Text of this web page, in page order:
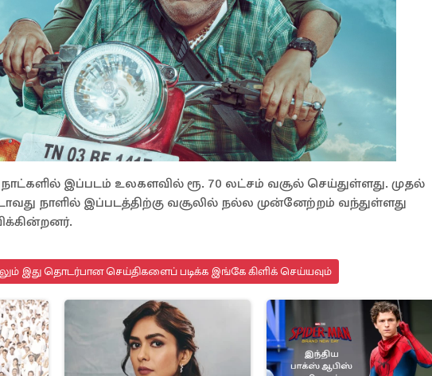
இப்படம் உலகளவில் ரூ. 70 லட்சம் வசூல் செய்துள்ளது. முதல்
நாளில் இப்படத்திற்கு வசூலில் நல்ல முன்னேற்றம் வந்துள்ளது
இது தொடர்பான செய்திகளைப் படிக்க இங்கே கிளிக் செய்யவும்